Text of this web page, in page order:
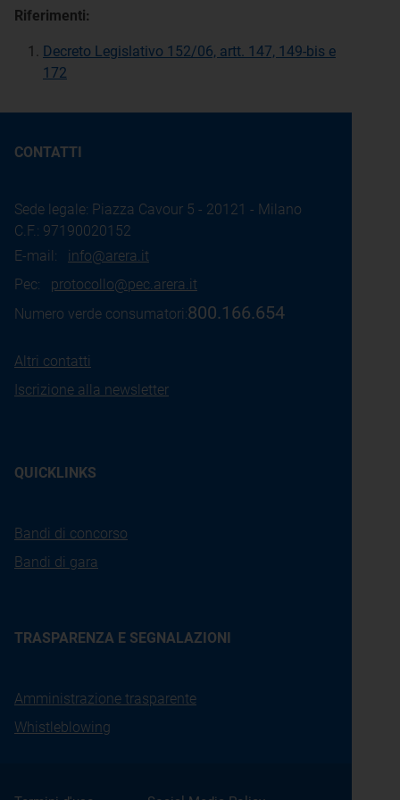
Riferimenti:
Decreto Legislativo 152/06, artt. 147, 149-bis e
172
CONTATTI
Sede legale: Piazza Cavour 5 - 20121 - Milano
C.F.: 97190020152
E-mail: info@arera.it
Pec: protocollo@pec.arera.it
Numero verde consumatori:800.166.654
Altri contatti
Iscrizione alla newsletter
QUICKLINKS
Bandi di concorso
Bandi di gara
TRASPARENZA E SEGNALAZIONI
Amministrazione trasparente
Whistleblowing